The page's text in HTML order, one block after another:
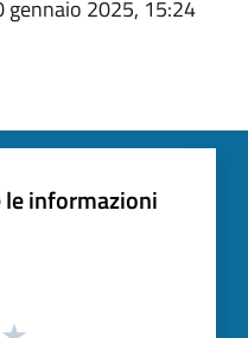
gennaio 2025, 15:24
le informazioni